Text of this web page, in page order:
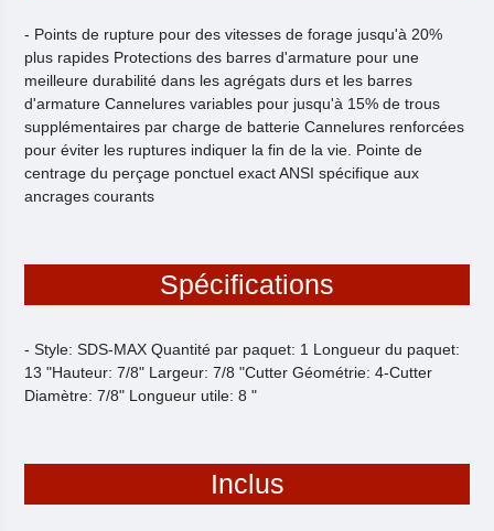
- Points de rupture pour des vitesses de forage jusqu'à 20%
plus rapides Protections des barres d'armature pour une
meilleure durabilité dans les agrégats durs et les barres
d'armature Cannelures variables pour jusqu'à 15% de trous
supplémentaires par charge de batterie Cannelures renforcées
pour éviter les ruptures indiquer la fin de la vie. Pointe de
centrage du perçage ponctuel exact ANSI spécifique aux
ancrages courants
Spécifications
- Style: SDS-MAX Quantité par paquet: 1 Longueur du paquet:
13 "Hauteur: 7/8" Largeur: 7/8 "Cutter Géométrie: 4-Cutter
Diamètre: 7/8" Longueur utile: 8 "
Inclus